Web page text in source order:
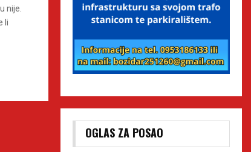
nije.
li
OGLAS ZA POSAO